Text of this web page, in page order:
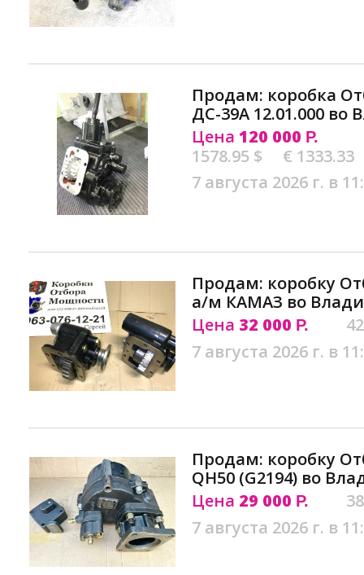
Продам: коробка
ДС-39А 12.01.000 во
Цена 120 000 Р.
1578.95 $
€ 1333.33
7 августа 2026 г. в
Продам: коробку
а/м КАМАЗ во
Цена 32 000 Р.
7 августа 2026 г. в
Продам: коробку
QH50 (G2194) во
Цена 29 000 Р.
7 августа 2026 г. в